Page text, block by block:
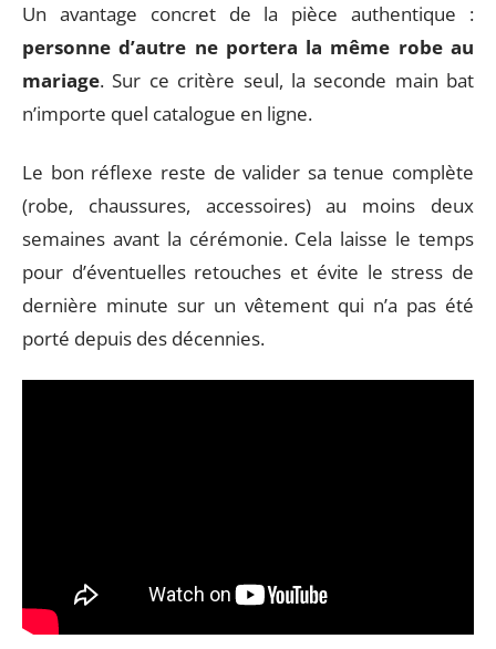
Un avantage concret de la pièce authentique :
personne d’autre ne portera la même robe au
mariage. Sur ce critère seul, la seconde main bat
n’importe quel catalogue en ligne.
Le bon réflexe reste de valider sa tenue complète
(robe, chaussures, accessoires) au moins deux
semaines avant la cérémonie. Cela laisse le temps
pour d’éventuelles retouches et évite le stress de
dernière minute sur un vêtement qui n’a pas été
porté depuis des décennies.